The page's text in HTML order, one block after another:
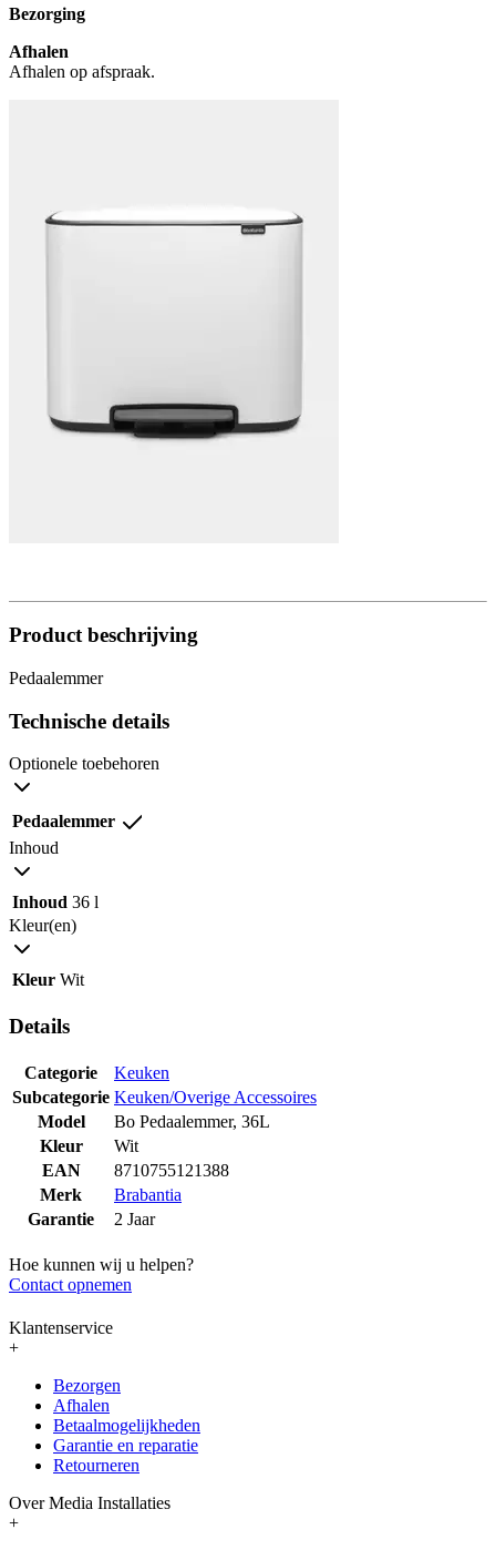
Bezorging
Afhalen
Afhalen op afspraak.
Product beschrijving
Pedaalemmer
Technische details
Optionele toebehoren
Pedaalemmer
Inhoud
Inhoud 36 l
Kleur(en)
Kleur Wit
Details
Categorie
Keuken
Subcategorie Keuken/Overige Accessoires
Model
Bo Pedaalemmer, 36L
Kleur
Wit
EAN
8710755121388
Merk
Brabantia
Garantie
2 Jaar
Hoe kunnen wij u helpen?
Contact opnemen
Klantenservice
+
Bezorgen
Afhalen
Betaalmogelijkheden
Garantie en reparatie
Retourneren
Over Media Installaties
+